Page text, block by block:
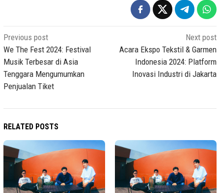
Post
navigation
Previous post
We The Fest 2024: Festival
Musik Terbesar di Asia
Tenggara Mengumumkan
Penjualan Tiket
Next post
Acara Ekspo Tekstil & Garmen
Indonesia 2024: Platform
Inovasi Industri di Jakarta
RELATED POSTS